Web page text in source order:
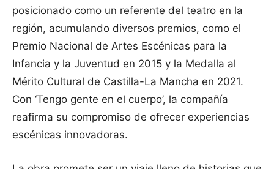
posicionado como un referente del teatro en la
región, acumulando diversos premios, como el
Premio Nacional de Artes Escénicas para la
Infancia y la Juventud en 2015 y la Medalla al
Mérito Cultural de Castilla-La Mancha en 2021.
Con ‘Tengo gente en el cuerpo’, la compañía
reafirma su compromiso de ofrecer experiencias
escénicas innovadoras.